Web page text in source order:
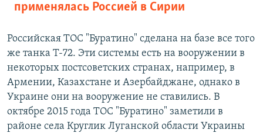
применялась Россией в Сирии
Российская ТОС "Буратино" сделана на базе все того
же танка Т-72. Эти системы есть на вооружении в
некоторых постсоветских странах, например, в
Армении, Казахстане и Азербайджане, однако в
Украине они на вооружение не ставились. В
октябре 2015 года ТОС "Буратино" заметили в
районе села Круглик Луганской области Украины